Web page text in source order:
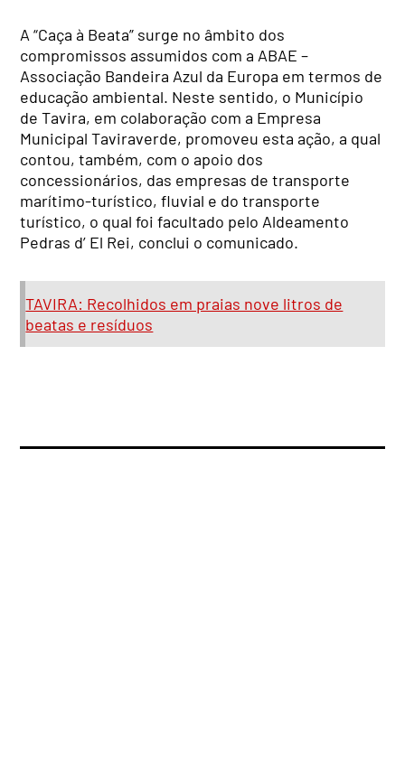
A “Caça à Beata” surge no âmbito dos
compromissos assumidos com a ABAE –
Associação Bandeira Azul da Europa em termos de
educação ambiental. Neste sentido, o Município
de Tavira, em colaboração com a Empresa
Municipal Taviraverde, promoveu esta ação, a qual
contou, também, com o apoio dos
concessionários, das empresas de transporte
marítimo-turístico, fluvial e do transporte
turístico, o qual foi facultado pelo Aldeamento
Pedras d’ El Rei, conclui o comunicado.
TAVIRA: Recolhidos em praias nove litros de
beatas e resíduos